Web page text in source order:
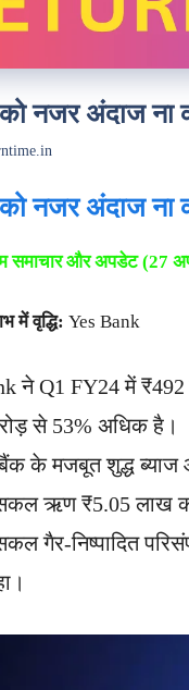
नजर अंदाज ना
नजर अंदाज ना
समाचार और अपडेट (27
में वृद्धि: Yes Bank
ने Q1 FY24 में ₹492
से 53% अधिक है।
बैंक के मजबूत शुद्ध
ऋण ₹5.05 लाख
गैर-निष्पादित